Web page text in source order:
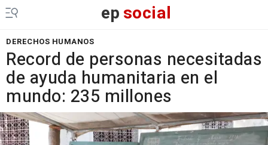
epsocial
DERECHOS HUMANOS
Record de personas necesitadas
de ayuda humanitaria en el
mundo: 235 millones